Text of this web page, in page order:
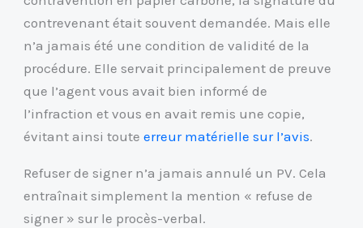
contrevenant était souvent demandée. Mais elle
n’a jamais été une condition de validité de la
procédure. Elle servait principalement de preuve
que l’agent vous avait bien informé de
l’infraction et vous en avait remis une copie,
évitant ainsi touteerreur matérielle sur l’avis.
Refuser de signer n’a jamais annulé un PV. Cela
entraînait simplement la mention « refuse de
signer » sur le procès-verbal.